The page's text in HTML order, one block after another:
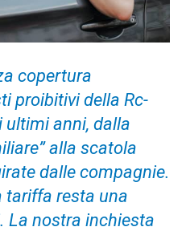
copertura
proibitivi della Rc-
ultimi anni, dalla
alla scatola
dalle compagnie.
tariffa resta una
La nostra inchiesta